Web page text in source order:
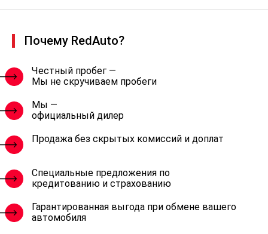
Почему RedAuto?
Честный пробег —
Мы не скручиваем пробеги
Мы —
официальный дилер
Продажа без скрытых комиссий и доплат
Специальные предложения по
кредитованию и страхованию
Гарантированная выгода при обмене вашего
автомобиля